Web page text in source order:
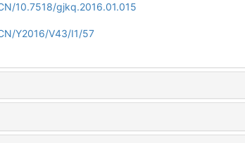
10.7518/gjkq.2016.01.015
Y2016/V43/I1/57